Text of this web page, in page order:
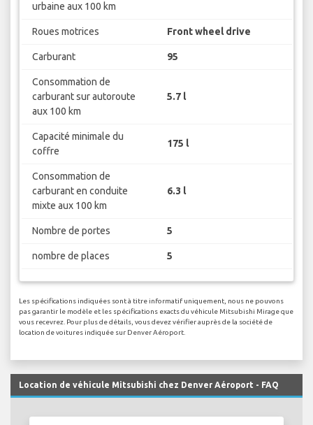
urbaine aux 100 km
Roues motrices Front wheel drive
Carburant 95
Consommation de
carburant sur autoroute
aux 100 km
5.7 l
Capacité minimale du
coffre
175 l
Consommation de
carburant en conduite
mixte aux 100 km
6.3 l
Nombre de portes 5
nombre de places 5
Les spécifications indiquées sont à titre informatif uniquement, nous ne pouvons
pas garantir le modèle et les spécifications exacts du véhicule Mitsubishi Mirage que
vous recevrez. Pour plus de détails, vous devez vérifier auprès de la société de
location de voitures indiquée sur Denver Aéroport.
Location de véhicule Mitsubishi chez Denver Aéroport - FAQ